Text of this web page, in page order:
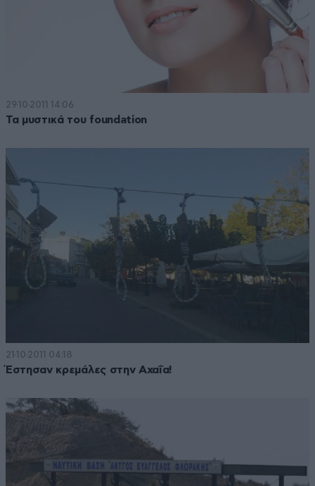
29·10·2011 14:06
Τα μυστικά του foundation
21·10·2011 04:18
Έστησαν κρεμάλες στην Αχαΐα!